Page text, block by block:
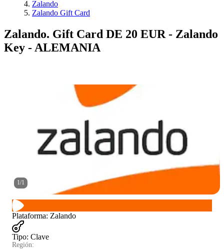
Zalando
Zalando Gift Card
Zalando. Gift Card DE 20 EUR - Zalando
Key - ALEMANIA
1/1
Plataforma: Zalando
Tipo: Clave
Región: